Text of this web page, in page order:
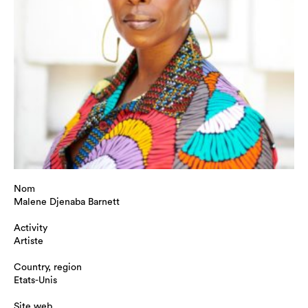
Nom
Malene Djenaba Barnett
Activity
Artiste
Country, region
Etats-Unis